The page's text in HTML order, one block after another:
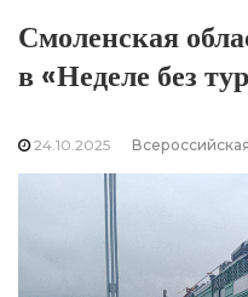
Смоленская
в «Неделе без
24.10.2025